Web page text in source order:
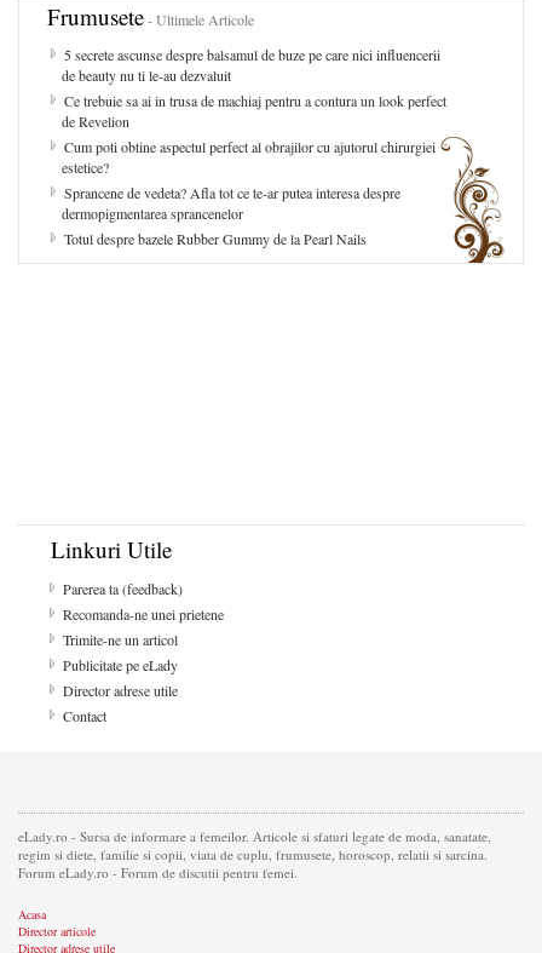
Frumusete- Ultimele Articole
5 secrete ascunse despre balsamul de buze pe care nici influencerii
de beauty nu ti le-au dezvaluit
Ce trebuie sa ai in trusa de machiaj pentru a contura un look perfect
de Revelion
Cum poti obtine aspectul perfect al obrajilor cu ajutorul chirurgiei
estetice?
Sprancene de vedeta? Afla tot ce te-ar putea interesa despre
dermopigmentarea sprancenelor
Totul despre bazele Rubber Gummy de la Pearl Nails
Linkuri Utile
Parerea ta (feedback)
Recomanda-ne unei prietene
Trimite-ne un articol
Publicitate pe eLady
Director adrese utile
Contact
eLady.ro - Sursa de informare a femeilor. Articole si sfaturi legate de moda, sanatate,
regim si diete, familie si copii, viata de cuplu, frumusete, horoscop, relatii si sarcina.
Forum eLady.ro - Forum de discutii pentru femei.
Acasa
Director articole
Director adrese utile